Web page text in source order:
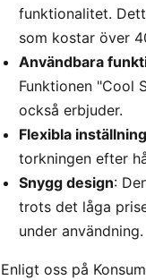
funktionalitet.
som kostar över
Användbara
Funktionen "Cool
också erbjuder.
Flexibla
torkningen efter
Snygg design:
trots det låga
under användning.
Enligt oss på